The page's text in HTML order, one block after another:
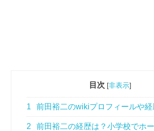
目次 [非表示]
1 前田裕二のwikiプロフィールや経
2 前田裕二の経歴は？小学校でホ